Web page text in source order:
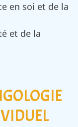
en soi et de la
et de la